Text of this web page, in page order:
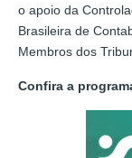
o apoio da
Brasileira de
Membros dos
Confira a